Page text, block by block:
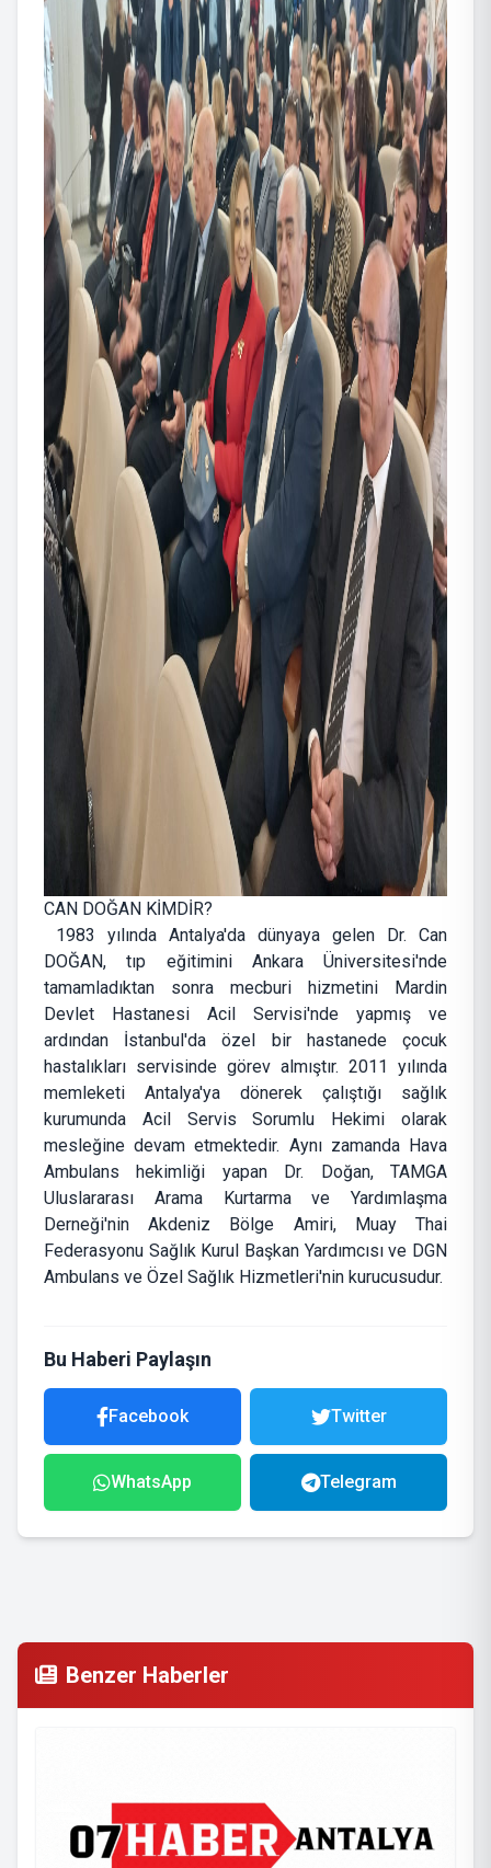
CAN DOĞAN KİMDİR?
1983 yılında Antalya'da dünyaya gelen Dr. Can
DOĞAN, tıp eğitimini Ankara Üniversitesi'nde
tamamladıktan sonra mecburi hizmetini Mardin
Devlet Hastanesi Acil Servisi'nde yapmış ve
ardından İstanbul'da özel bir hastanede çocuk
hastalıkları servisinde görev almıştır. 2011 yılında
memleketi Antalya'ya dönerek çalıştığı sağlık
kurumunda Acil Servis Sorumlu Hekimi olarak
mesleğine devam etmektedir. Aynı zamanda Hava
Ambulans hekimliği yapan Dr. Doğan, TAMGA
Uluslararası Arama Kurtarma ve Yardımlaşma
Derneği'nin Akdeniz Bölge Amiri, Muay Thai
Federasyonu Sağlık Kurul Başkan Yardımcısı ve DGN
Ambulans ve Özel Sağlık Hizmetleri'nin kurucusudur.
Bu Haberi Paylaşın
Facebook Twitter
WhatsApp Telegram
Benzer Haberler